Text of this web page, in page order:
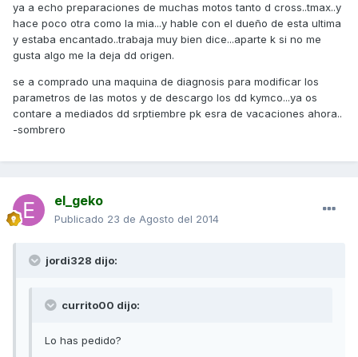
ya a echo preparaciones de muchas motos tanto d cross..tmax..y
hace poco otra como la mia...y hable con el dueño de esta ultima
y estaba encantado..trabaja muy bien dice...aparte k si no me
gusta algo me la deja dd origen.
se a comprado una maquina de diagnosis para modificar los
parametros de las motos y de descargo los dd kymco...ya os
contare a mediados dd srptiembre pk esra de vacaciones ahora..
-sombrero
el_geko
Publicado 23 de Agosto del 2014
jordi328 dijo:
currito00 dijo:
Lo has pedido?